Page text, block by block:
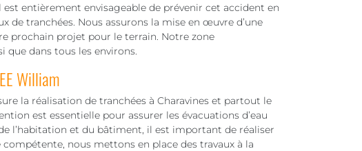
entièrement envisageable de prévenir cet accident en
de tranchées. Nous assurons la mise en œuvre d’une
prochain projet pour le terrain. Notre zone
que dans tous les environs.
William
la réalisation de tranchées à Charavines et partout le
est essentielle pour assurer les évacuations d’eau
l’habitation et du bâtiment, il est important de réaliser
nous mettons en place des travaux à la